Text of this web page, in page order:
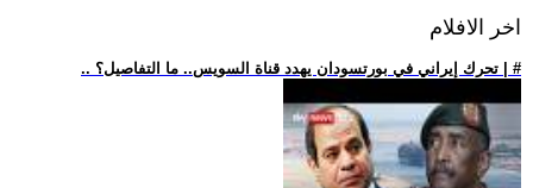
اخر الافلام
.. تحرك إيراني في بورتسودان يهدد قناة السويس.. ما التفاصيل؟ | #